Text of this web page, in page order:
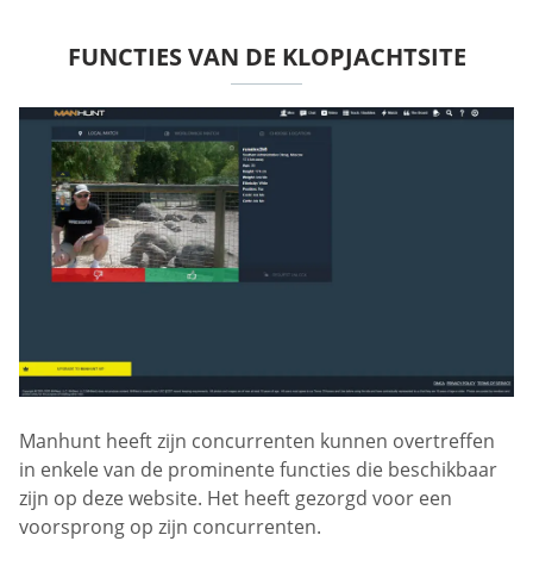
FUNCTIES VAN DE KLOPJACHTSITE
Manhunt heeft zijn concurrenten kunnen overtreffen
in enkele van de prominente functies die beschikbaar
zijn op deze website. Het heeft gezorgd voor een
voorsprong op zijn concurrenten.